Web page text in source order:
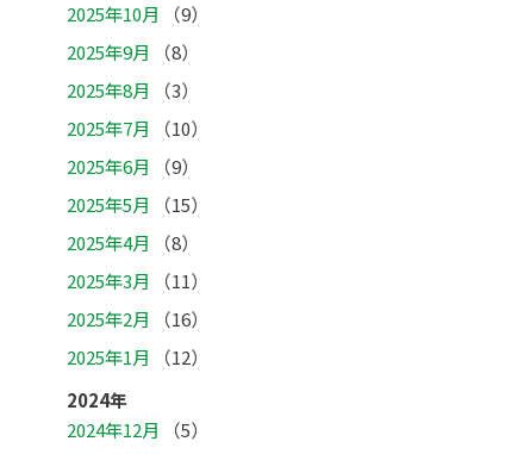
2025年10月
（9）
2025年9月
（8）
2025年8月
（3）
2025年7月
（10）
2025年6月
（9）
2025年5月
（15）
2025年4月
（8）
2025年3月
（11）
2025年2月
（16）
2025年1月
（12）
2024年
2024年12月
（5）